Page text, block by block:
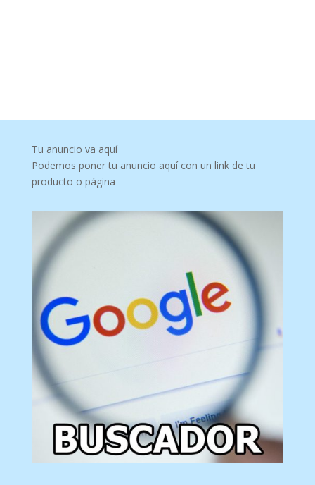
Tu anuncio va aquí
Podemos poner tu anuncio aquí con un link de tu
producto o página